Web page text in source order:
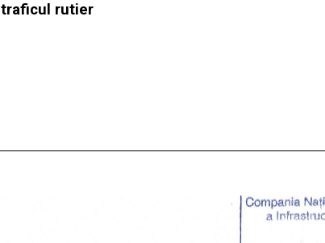
traficul rutier